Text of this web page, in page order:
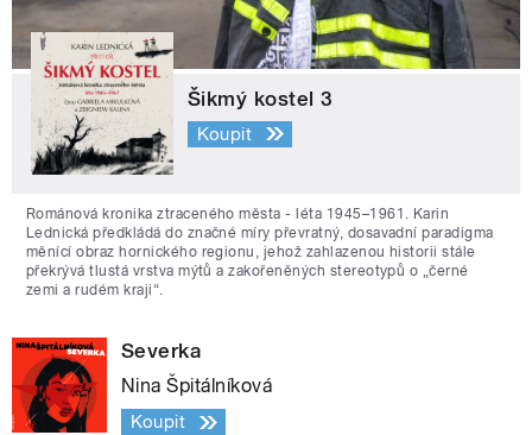
Šikmý kostel 3
Koupit
Románová kronika ztraceného města - léta 1945–1961. Karin
Lednická předkládá do značné míry převratný, dosavadní paradigma
měnící obraz hornického regionu, jehož zahlazenou historii stále
překrývá tlustá vrstva mýtů a zakořeněných stereotypů o „černé
zemi a rudém kraji“.
Severka
Nina Špitálníková
Koupit